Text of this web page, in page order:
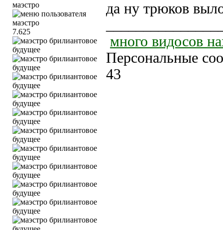
маэстро
7.625
да ну трюков
много видосов
Персональные
43